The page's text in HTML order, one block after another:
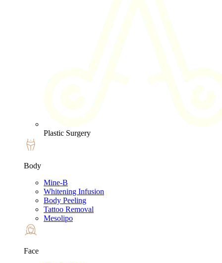
Plastic Surgery
Body
Mine-B
Whitening Infusion
Body Peeling
Tattoo Removal
Mesolipo
Face